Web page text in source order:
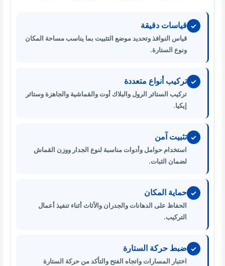
✓ قياسات دقيقة
قياس النوافذ وتحديد موضع التثبيت بما يناسب مساحة المكان
ونوع الستارة.
✓ تركيب أنواع متعددة
تركيب الستائر الرول والبلاك أوت والقماشية والجاهزة وستائر
إيكيا.
✓ تثبيت آمن
استخدام حوامل وأدوات مناسبة لنوع الجدار ووزن القماش
لضمان الثبات.
✓ حماية المكان
الحفاظ على الدهانات والجدران والأثاث أثناء تنفيذ أعمال
التركيب.
✓ ضبط حركة الستارة
اختبار المسارات واتجاه الفتح والتأكد من حركة الستارة